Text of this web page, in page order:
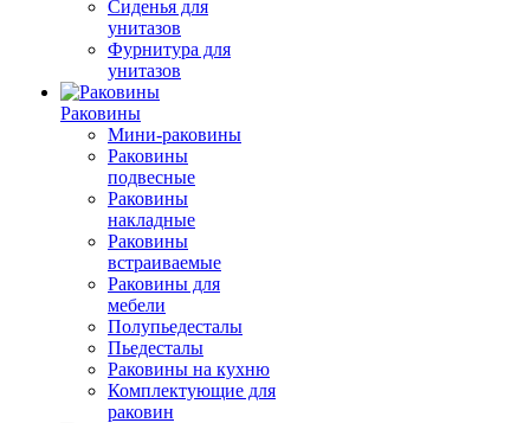
Сиденья для
унитазов
Фурнитура для
унитазов
Раковины
Мини-раковины
Раковины
подвесные
Раковины
накладные
Раковины
встраиваемые
Раковины для
мебели
Полупьедесталы
Пьедесталы
Раковины на кухню
Комплектующие для
раковин